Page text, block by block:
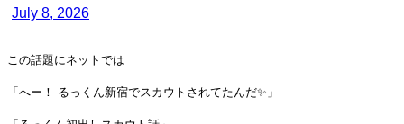
July 8, 2026
この話題にネットでは
「へー！ るっくん新宿でスカウトされてたんだ✨」